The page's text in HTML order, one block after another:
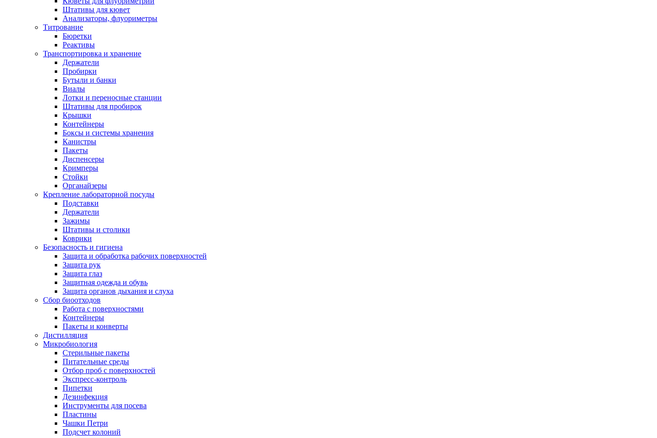
Штативы для кювет
Анализаторы, флуориметры
Титрование
Бюретки
Реактивы
Транспортировка и хранение
Держатели
Пробирки
Бутыли и банки
Виалы
Лотки и переносные станции
Штативы для пробирок
Крышки
Контейнеры
Боксы и системы хранения
Канистры
Пакеты
Диспенсеры
Кримперы
Стойки
Органайзеры
Крепление лабораторной посуды
Подставки
Держатели
Зажимы
Штативы и столики
Коврики
Безопасность и гигиена
Защита и обработка рабочих поверхностей
Защита рук
Защита глаз
Защитная одежда и обувь
Защита органов дыхания и слуха
Сбор биоотходов
Работа с поверхностями
Контейнеры
Пакеты и конверты
Дистилляция
Микробиология
Стерильные пакеты
Питательные среды
Отбор проб с поверхностей
Экспресс-контроль
Пипетки
Дезинфекция
Инструменты для посева
Пластины
Чашки Петри
Подсчет колоний